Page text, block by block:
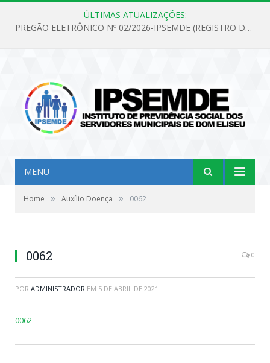
ÚLTIMAS ATUALIZAÇÕES:
PREGÃO ELETRÔNICO Nº 02/2026-IPSEMDE (REGISTRO DE PREÇOS PARA FUTURA E EVENTUAL AQUISIÇÃO DE MATERIAL DE LIMPEZA E GÊNEROS ALIMENTÍCIOS PARA ATENDER AS NECESSIDADES DO INSTITUTO DE PREVIDÊNCIA SOCIAL DOS SERVIDORES MUNICIPAIS DE DOM ELISEU.)
MENU
Home » Auxílio Doença » 0062
0062 0
POR ADMINISTRADOR EM 5 DE ABRIL DE 2021
0062